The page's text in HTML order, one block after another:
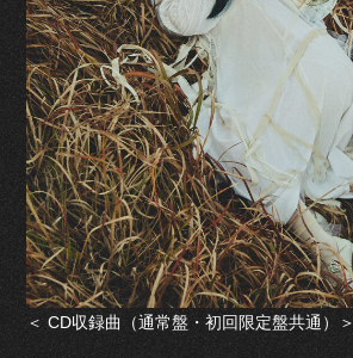
＜ CD収録曲（通常盤・初回限定盤共通）＞